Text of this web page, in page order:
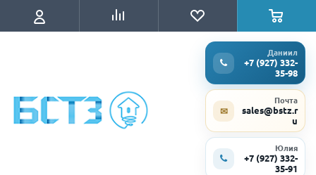
Даниил
+7 (927) 332-
35-98
✉
Почта
sales@bstz.r
u
Юлия
+7 (927) 332-
35-91